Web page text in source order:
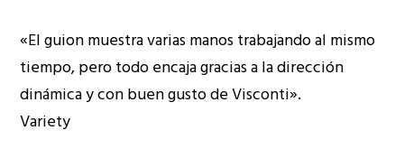
«El guion muestra varias manos trabajando al mismo
tiempo, pero todo encaja gracias a la dirección
dinámica y con buen gusto de Visconti».
Variety